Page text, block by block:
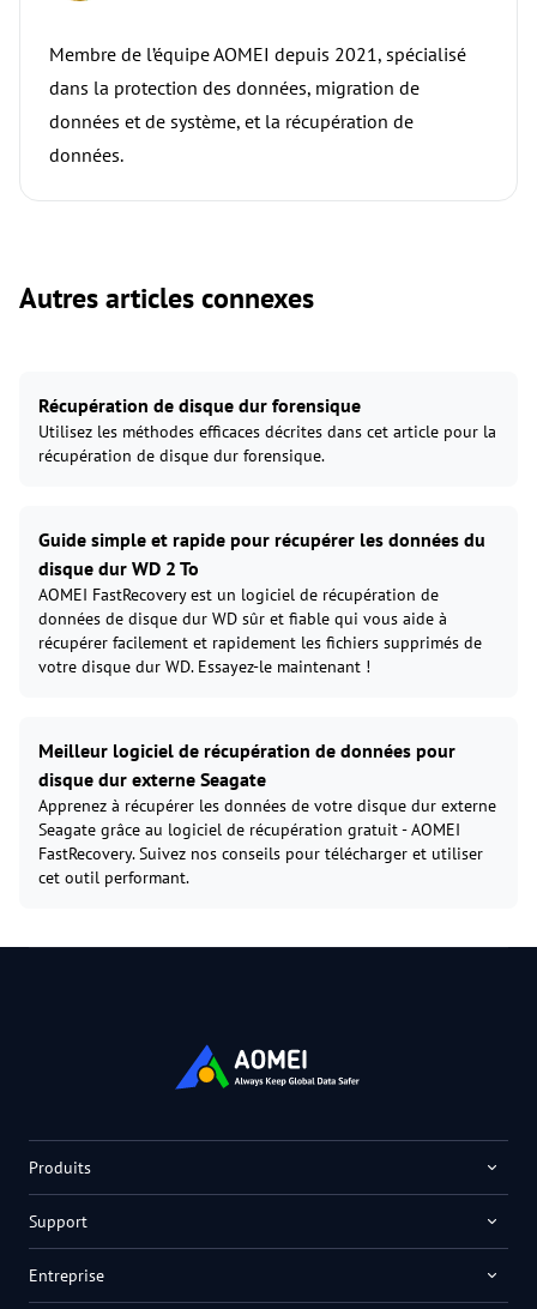
Membre de l’équipe AOMEI depuis 2021, spécialisé
dans la protection des données, migration de
données et de système, et la récupération de
données.
Autres articles connexes
Récupération de disque dur forensique
Utilisez les méthodes efficaces décrites dans cet article pour la
récupération de disque dur forensique.
Guide simple et rapide pour récupérer les données du
disque dur WD 2 To
AOMEI FastRecovery est un logiciel de récupération de
données de disque dur WD sûr et fiable qui vous aide à
récupérer facilement et rapidement les fichiers supprimés de
votre disque dur WD. Essayez-le maintenant !
Meilleur logiciel de récupération de données pour
disque dur externe Seagate
Apprenez à récupérer les données de votre disque dur externe
Seagate grâce au logiciel de récupération gratuit - AOMEI
FastRecovery. Suivez nos conseils pour télécharger et utiliser
cet outil performant.
Produits
Support
Entreprise